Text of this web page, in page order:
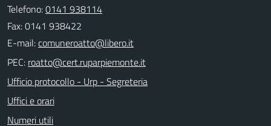
Telefono:0141 938114
Fax: 0141 938422
E-mail:
PEC:
Ufficio protocollo - Urp - Segreteria
Uffici e orari
Numeri utili